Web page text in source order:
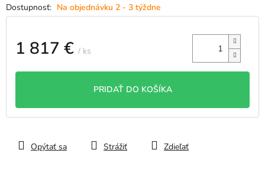
Na objednávku 2 - 3 týždne
1 817 € / ks
PRIDAŤ DO KOŠÍKA
Opýtať sa Strážiť Zdieľať